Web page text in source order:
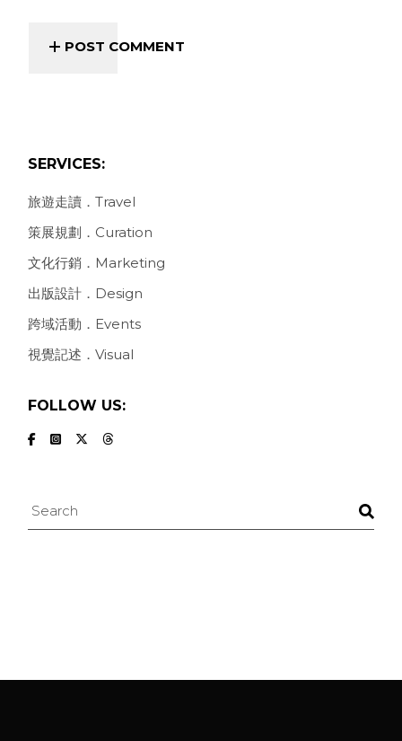
POST COMMENT
SERVICES:
旅遊走讀．Travel
策展規劃．Curation
文化行銷．Marketing
出版設計．Design
跨域活動．Events
視覺記述．Visual
FOLLOW US:
Search